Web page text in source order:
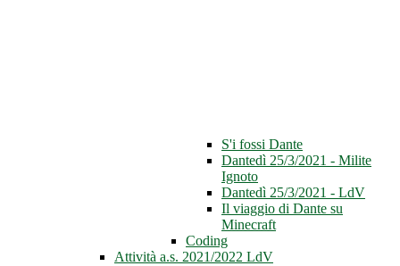
S'i fossi Dante
Dantedì 25/3/2021 - Milite
Ignoto
Dantedì 25/3/2021 - LdV
Il viaggio di Dante su
Minecraft
Coding
Attività a.s. 2021/2022 LdV